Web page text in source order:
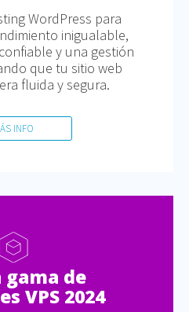
WordPress para
inigualable,
y una gestión
que tu sitio web
fluida y segura.
INFO
gama de
VPS 2024